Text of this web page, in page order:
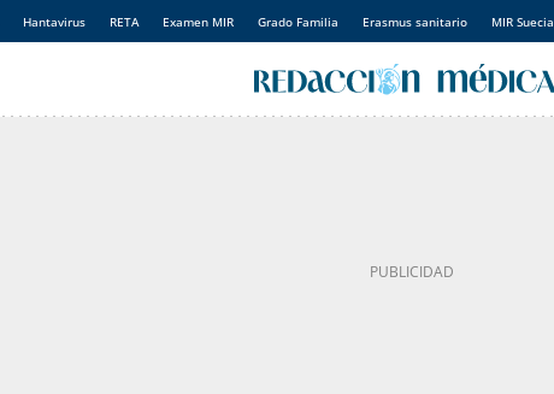
Hantavirus RETA Examen MIR Grado Familia Erasmus sanitario MIR Suecia